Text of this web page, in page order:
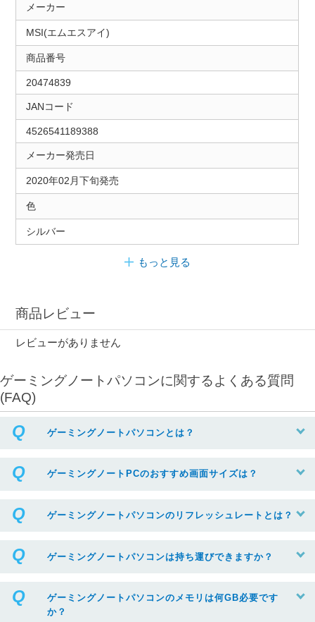
メーカー
MSI(エムエスアイ)
商品番号
20474839
JANコード
4526541189388
メーカー発売日
2020年02月下旬発売
色
シルバー
もっと見る
商品レビュー
レビューがありません
ゲーミングノートパソコンに関するよくある質問
(FAQ)
ゲーミングノートパソコンとは？
ゲーミングノートPCのおすすめ画面サイズは？
ゲーミングノートパソコンのリフレッシュレートとは？
ゲーミングノートパソコンは持ち運びできますか？
ゲーミングノートパソコンのメモリは何GB必要です
か？